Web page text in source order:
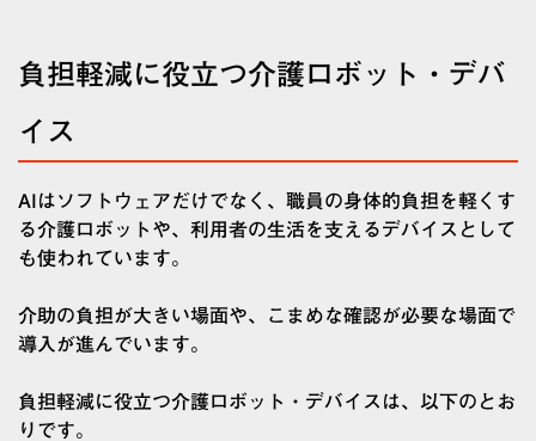
負担軽減に役立つ介護ロボット・デバ
イス
AIはソフトウェアだけでなく、職員の身体的負担を軽くす
る介護ロボットや、利用者の生活を支えるデバイスとして
も使われています。
介助の負担が大きい場面や、こまめな確認が必要な場面で
導入が進んでいます。
負担軽減に役立つ介護ロボット・デバイスは、以下のとお
りです。